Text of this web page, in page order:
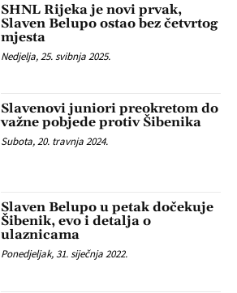
SHNL Rijeka je novi prvak,
Slaven Belupo ostao bez četvrtog
mjesta
Nedjelja, 25. svibnja 2025.
Slavenovi juniori preokretom do
važne pobjede protiv Šibenika
Subota, 20. travnja 2024.
Slaven Belupo u petak dočekuje
Šibenik, evo i detalja o
ulaznicama
Ponedjeljak, 31. siječnja 2022.